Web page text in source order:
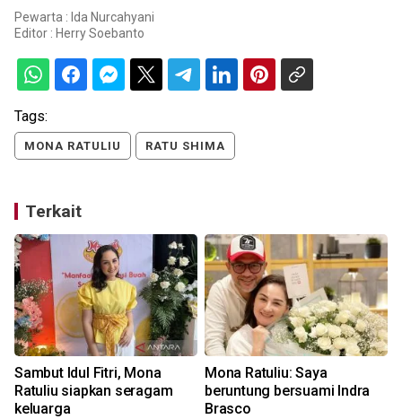
Pewarta : Ida Nurcahyani
Editor : Herry Soebanto
Tags:
MONA RATULIU RATU SHIMA
Terkait
Sambut Idul Fitri, Mona
Ratuliu siapkan seragam
keluarga
Mona Ratuliu: Saya
beruntung bersuami Indra
Brasco